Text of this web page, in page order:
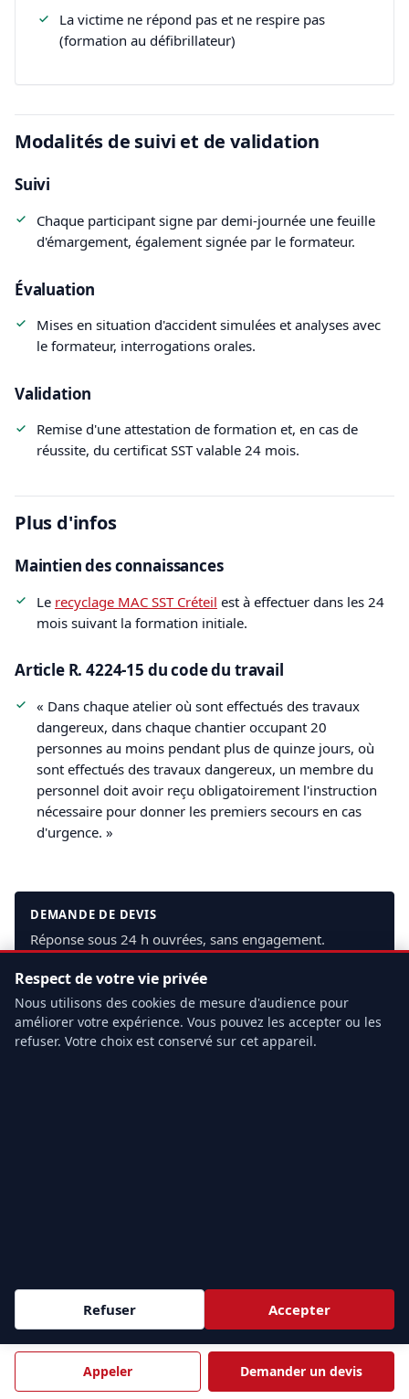
Appeler Demander un devis
La victime ne répond pas et ne respire pas
(formation au défibrillateur)
Modalités de suivi et de validation
Suivi
Chaque participant signe par demi-journée une feuille
d'émargement, également signée par le formateur.
Évaluation
Mises en situation d'accident simulées et analyses avec
le formateur, interrogations orales.
Validation
Remise d'une attestation de formation et, en cas de
réussite, du certificat SST valable 24 mois.
Plus d'infos
Maintien des connaissances
Le recyclage MAC SST Créteil est à effectuer dans les 24
mois suivant la formation initiale.
Article R. 4224-15 du code du travail
« Dans chaque atelier où sont effectués des travaux
dangereux, dans chaque chantier occupant 20
personnes au moins pendant plus de quinze jours, où
sont effectués des travaux dangereux, un membre du
personnel doit avoir reçu obligatoirement l'instruction
nécessaire pour donner les premiers secours en cas
d'urgence. »
DEMANDE DE DEVIS
Réponse sous 24 h ouvrées, sans engagement.
Demander un devis
Ou appelez-nous au01.43.49.40.22
NOS FORMATIONS
Formation SST
Recyclage MAC SST
Respect de votre vie privée
Nous utilisons des cookies de mesure d'audience pour
améliorer votre expérience. Vous pouvez les accepter ou les
refuser. Votre choix est conservé sur cet appareil.
Refuser Accepter